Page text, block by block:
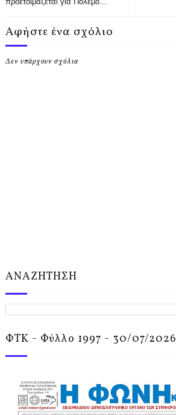
Αφήστε ένα σχόλιο
Δεν υπάρχουν σχόλια
ΑΝΑΖΗΤΗΣΗ
ΦΤΚ - Φύλλο 1997 - 30/07/2026